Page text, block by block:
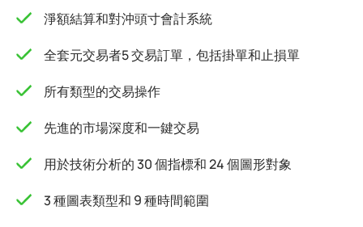
淨額結算和對沖頭寸會計系統
全套元交易者5 交易訂單，包括掛單和止損單
所有類型的交易操作
先進的市場深度和一鍵交易
用於技術分析的 30 個指標和 24 個圖形對象
3 種圖表類型和 9 種時間範圍